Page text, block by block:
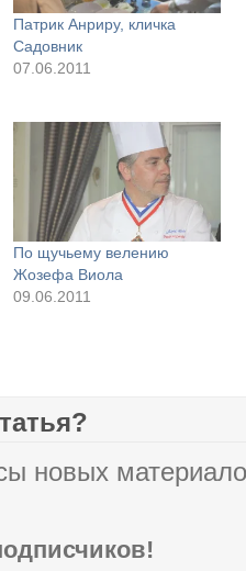
Патрик Анриру, кличка
Садовник
07.06.2011
По щучьему велению
Жозефа Виола
09.06.2011
новых